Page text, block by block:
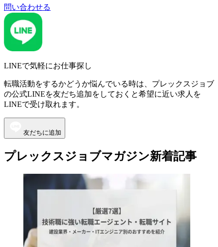
問い合わせる
LINEで気軽にお仕事探し
転職活動をするかどうか悩んでいる時は、プレックスジョブ
の公式LINEを友だち追加をしておくと希望に近い求人を
LINEで受け取れます。
友だちに追加
プレックスジョブマガジン新着記事